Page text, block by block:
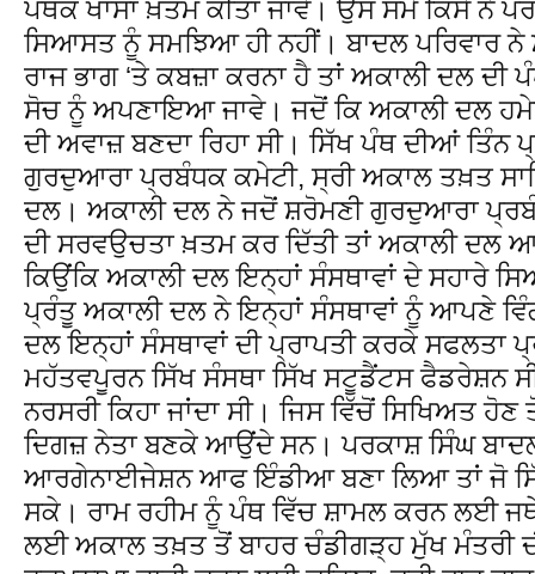
ਪੰਥਕ ਖਾਸਾ ਖ਼ਤਮ ਕੀਤਾ ਜਾਵੇ। ਉਸ ਸਮੇਂ ਕਿਸੇ ਨੇ
ਸਿਆਸਤ ਨੂੰ ਸਮਝਿਆ ਹੀ ਨਹੀਂ। ਬਾਦਲ ਪਰਿਵਾਰ
ਰਾਜ ਭਾਗ ‘ਤੇ ਕਬਜ਼ਾ ਕਰਨਾ ਹੈ ਤਾਂ ਅਕਾਲੀ ਦਲ ਦੀ
ਸੋਚ ਨੂੰ ਅਪਣਾਇਆ ਜਾਵੇ। ਜਦੋਂ ਕਿ ਅਕਾਲੀ ਦਲ
ਦੀ ਅਵਾਜ਼ ਬਣਦਾ ਰਿਹਾ ਸੀ। ਸਿੱਖ ਪੰਥ ਦੀਆਂ ਤਿੰਨ
ਗੁਰਦੁਆਰਾ ਪ੍ਰਬੰਧਕ ਕਮੇਟੀ, ਸ੍ਰੀ ਅਕਾਲ ਤਖ਼ਤ
ਦਲ। ਅਕਾਲੀ ਦਲ ਨੇ ਜਦੋਂ ਸ਼ਰੋਮਣੀ ਗੁਰਦੁਆਰਾ
ਦੀ ਸਰਵਉਚਤਾ ਖ਼ਤਮ ਕਰ ਦਿੱਤੀ ਤਾਂ ਅਕਾਲੀ
ਕਿਉਂਕਿ ਅਕਾਲੀ ਦਲ ਇਨ੍ਹਾਂ ਸੰਸਥਾਵਾਂ ਦੇ ਸਹਾਰੇ
ਪ੍ਰੰਤੂ ਅਕਾਲੀ ਦਲ ਨੇ ਇਨ੍ਹਾਂ ਸੰਸਥਾਵਾਂ ਨੂੰ ਆਪਣੇ
ਦਲ ਇਨ੍ਹਾਂ ਸੰਸਥਾਵਾਂ ਦੀ ਪ੍ਰਾਪਤੀ ਕਰਕੇ ਸਫਲਤਾ
ਮਹੱਤਵਪੂਰਨ ਸਿੱਖ ਸੰਸਥਾ ਸਿੱਖ ਸਟੂਡੈਂਟਸ ਫੈਡਰੇਸ਼ਨ
ਨਰਸਰੀ ਕਿਹਾ ਜਾਂਦਾ ਸੀ। ਜਿਸ ਵਿੱਚੋਂ ਸਿਖਿਅਤ
ਦਿਗਜ਼ ਨੇਤਾ ਬਣਕੇ ਆਉਂਦੇ ਸਨ। ਪਰਕਾਸ਼ ਸਿੰਘ
ਆਰਗੇਨਾਈਜੇਸ਼ਨ ਆਫ ਇੰਡੀਆ ਬਣਾ ਲਿਆ ਤਾਂ ਜੋ
ਸਕੇ। ਰਾਮ ਰਹੀਮ ਨੂੰ ਪੰਥ ਵਿੱਚ ਸ਼ਾਮਲ ਕਰਨ ਲਈ
ਲਈ ਅਕਾਲ ਤਖ਼ਤ ਤੋਂ ਬਾਹਰ ਚੰਡੀਗੜ੍ਹ ਮੁੱਖ ਮੰਤਰੀ